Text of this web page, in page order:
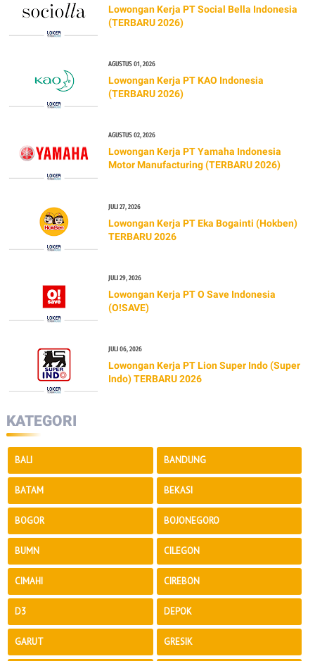
Lowongan Kerja PT Social Bella Indonesia
(TERBARU 2026)
AGUSTUS 01, 2026
Lowongan Kerja PT KAO Indonesia
(TERBARU 2026)
AGUSTUS 02, 2026
Lowongan Kerja PT Yamaha Indonesia
Motor Manufacturing (TERBARU 2026)
JULI 27, 2026
Lowongan Kerja PT Eka Bogainti (Hokben)
TERBARU 2026
JULI 29, 2026
Lowongan Kerja PT O Save Indonesia
(O!SAVE)
JULI 06, 2026
Lowongan Kerja PT Lion Super Indo (Super
Indo) TERBARU 2026
KATEGORI
BALI BANDUNG
BATAM BEKASI
BOGOR BOJONEGORO
BUMN CILEGON
CIMAHI CIREBON
D3 DEPOK
GARUT GRESIK